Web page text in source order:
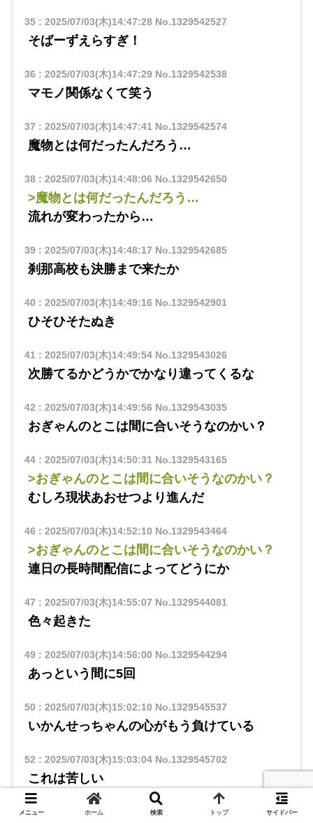
35: 2025/07/03(木)14:47:28No.1329542527
そばーずえらすぎ！
36 : 2025/07/03(木)14:47:29No.1329542538
マモノ関係なくて笑う
37 : 2025/07/03(木)14:47:41 No.1329542574
魔物とは何だったんだろう…
38: 2025/07/03(木)14:48:06 No.1329542650
>魔物とは何だったんだろう…
流れが変わったから…
39: 2025/07/03(木)14:48:17 No.1329542685
刹那高校も決勝まで来たか
40 : 2025/07/03(木)14:49:16 No.1329542901
ひそひそたぬき
41 : 2025/07/03(木)14:49:54No.1329543026
次勝てるかどうかでかなり違ってくるな
42 : 2025/07/03(木)14:49:56 No.1329543035
おぎゃんのとこは間に合いそうなのかい？
44: 2025/07/03(木)14:50:31 No.1329543165
>おぎゃんのとこは間に合いそうなのかい？
むしろ現状あおせつより進んだ
46 : 2025/07/03(木)14:52:10 No.1329543464
>おぎゃんのとこは間に合いそうなのかい？
連日の長時間配信によってどうにか
47 : 2025/07/03(木)14:55:07 No.1329544081
色々起きた
49: 2025/07/03(木)14:56:00 No.1329544294
あっという間に5回
50 : 2025/07/03(木)15:02:10 No.1329545537
いかんせっちゃんの心がもう負けている
52 : 2025/07/03(木)15:03:04No.1329545702
これは苦しい
53: 2025/07/03(木)15:03:09No.1329545718
メニュー ホーム 検索 トップ サイドバー